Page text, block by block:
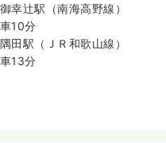
御幸辻駅（南海高野線）
車10分
隅田駅（ＪＲ和歌山線）
車13分